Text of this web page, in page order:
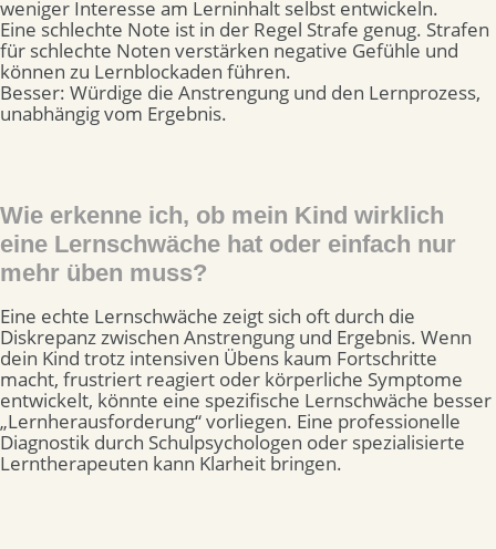
weniger Interesse am Lerninhalt selbst entwickeln.
Eine schlechte Note ist in der Regel Strafe genug. Strafen
für schlechte Noten verstärken negative Gefühle und
können zu Lernblockaden führen.
Besser: Würdige die Anstrengung und den Lernprozess,
unabhängig vom Ergebnis.
Wie erkenne ich, ob mein Kind wirklich
eine Lernschwäche hat oder einfach nur
mehr üben muss?
Eine echte Lernschwäche zeigt sich oft durch die
Diskrepanz zwischen Anstrengung und Ergebnis. Wenn
dein Kind trotz intensiven Übens kaum Fortschritte
macht, frustriert reagiert oder körperliche Symptome
entwickelt, könnte eine spezifische Lernschwäche besser
„Lernherausforderung“ vorliegen. Eine professionelle
Diagnostik durch Schulpsychologen oder spezialisierte
Lerntherapeuten kann Klarheit bringen.